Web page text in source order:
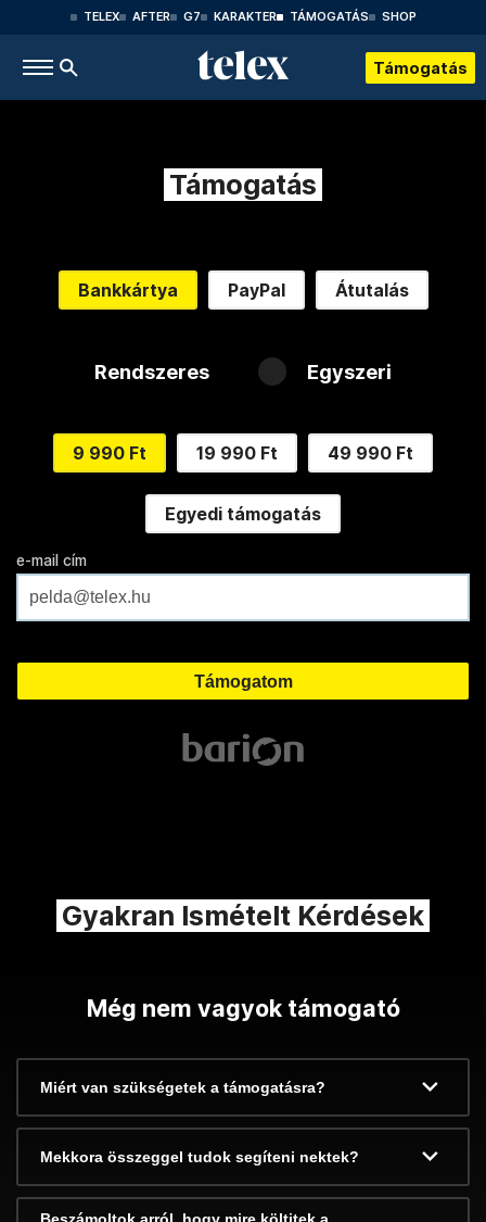
TELEX AFTER G7 KARAKTER TÁMOGATÁS SHOP
Támogatás
Támogatás
Bankkártya PayPal Átutalás
Rendszeres Egyszeri
9 990 Ft 19 990 Ft 49 990 Ft
Egyedi támogatás
e-mail cím
Gyakran Ismételt Kérdések
Még nem vagyok támogató
Miért van szükségetek a támogatásra?
Mekkora összeggel tudok segíteni nektek?